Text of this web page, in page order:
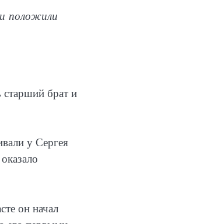
положили
старший брат и
у Сергея
он начал